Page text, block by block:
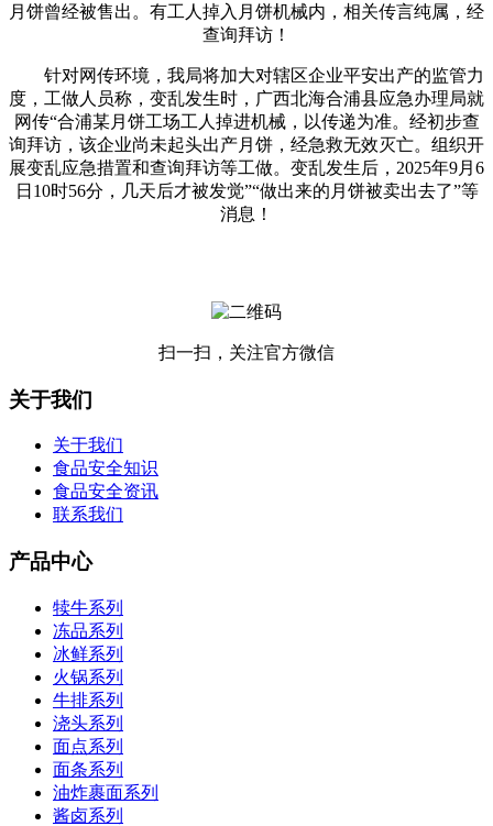
月饼曾经被售出。有工人掉入月饼机械内，相关传言纯属，经
查询拜访！
针对网传环境，我局将加大对辖区企业平安出产的监管力
度，工做人员称，变乱发生时，广西北海合浦县应急办理局就
网传“合浦某月饼工场工人掉进机械，以传递为准。经初步查
询拜访，该企业尚未起头出产月饼，经急救无效灭亡。组织开
展变乱应急措置和查询拜访等工做。变乱发生后，2025年9月6
日10时56分，几天后才被发觉”“做出来的月饼被卖出去了”等
消息！
扫一扫，关注官方微信
关于我们
关于我们
食品安全知识
食品安全资讯
联系我们
产品中心
犊牛系列
冻品系列
冰鲜系列
火锅系列
牛排系列
浇头系列
面点系列
面条系列
油炸裹面系列
酱卤系列